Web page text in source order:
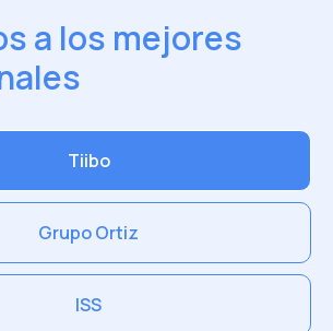
a los mejores
Tiibo
Grupo Ortiz
ISS